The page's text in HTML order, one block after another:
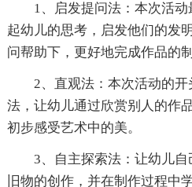
1、启发提问法：本次活动
起幼儿的思考，启发他们的发
问帮助下，更好地完成作品的制
2、直观法：本次活动的
法，让幼儿通过欣赏别人的作
初步感受艺术中的美。
3、自主探索法：让幼儿
旧物的创作，并在制作过程中